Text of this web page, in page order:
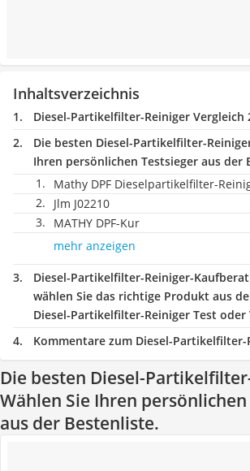
Inhaltsverzeichnis
Diesel-Partikelfilter-Reiniger Vergleich
Die besten Diesel-Partikelfilter-
Ihren persönlichen Testsieger aus der
Mathy DPF Dieselpartikelfilter-
Jlm J02210
MATHY DPF-Kur
mehr anzeigen
Diesel-Partikelfilter-Reiniger-
wählen Sie das richtige Produkt aus
Diesel-Partikelfilter-Reiniger Test oder
Kommentare zum Diesel-Partikelfilter-
Die besten Diesel-
Wählen Sie Ihren
aus der Bestenliste.